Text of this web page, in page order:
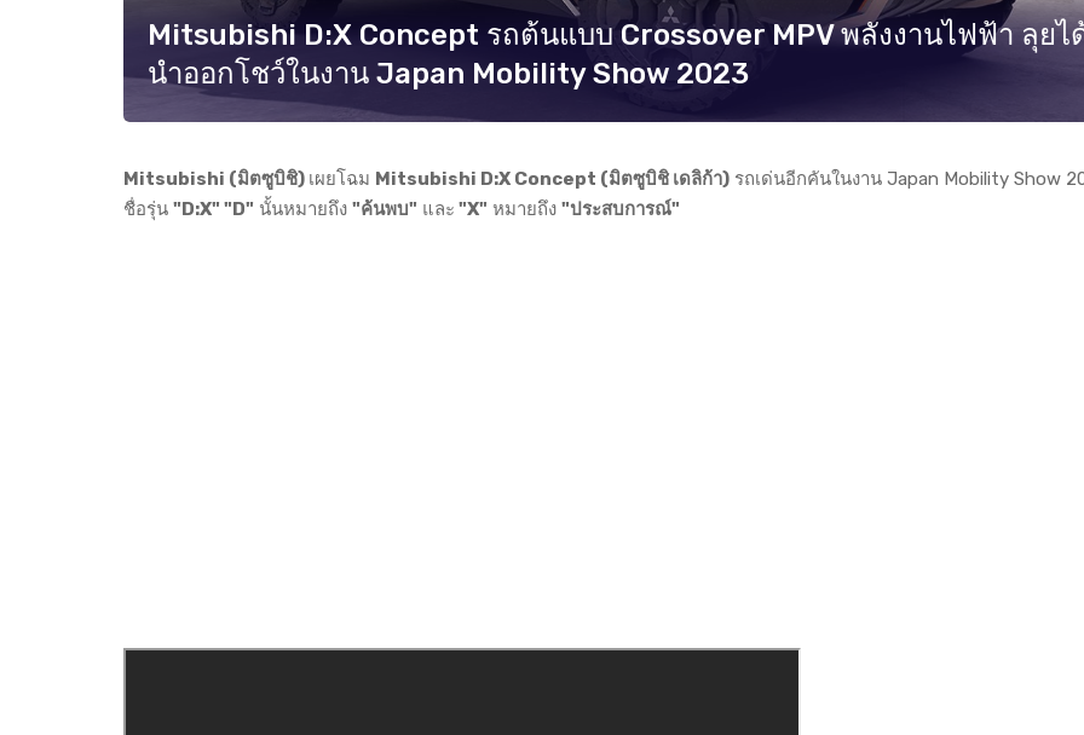
Mitsubishi D:X Concept รถต้นแบบ Crossover MPV พลังงานไฟฟ้า ลุยไ
นำออกโชว์ในงาน Japan Mobility Show 2023
Mitsubishi (มิตซูบิชิ) เผยโฉม Mitsubishi D:X Concept (มิตซูบิชิ เดลิก้า) รถเด่นอีกคันในงาน Japan Mobility Show
ชื่อรุ่น "D:X" "D" นั้นหมายถึง "ค้นพบ" และ "X" หมายถึง "ประสบการณ์"